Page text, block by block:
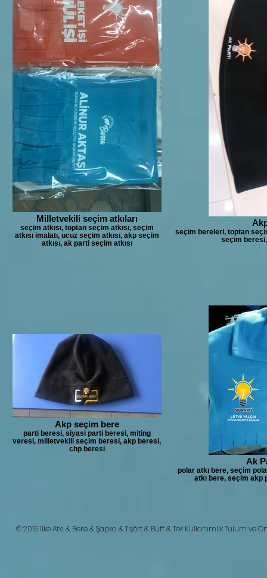
Milletvekili seçim atkıları
seçim atkısı, toptan seçim atkısı, seçim
atkısı imalatı, ucuz seçim atkısı, akp seçim
atkısı, ak parti seçim atkısı
seçim bereleri, toptan
seçim
Akp seçim bere
parti beresi, siyasi parti beresi, miting
veresi, milletvekili seçim beresi, akp beresi,
chp beresi
Ak
polar atkı bere, seçim
atkı bere, seçim akp
© 2015 İlke Atkı & Bere & Şapka & Tişört & Buff & Tek Kullanımlık Tulum ve